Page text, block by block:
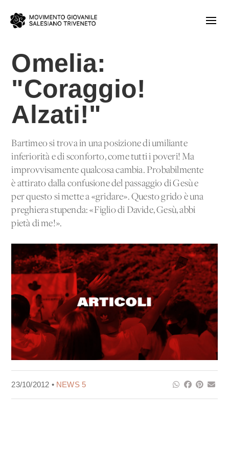
Omelia:
"Coraggio!
Alzati!"
Bartimeo si trova in una posizione di umiliante
inferiorità e di sconforto, come tutti i poveri! Ma
improvvisamente qualcosa cambia. Probabilmente
è attirato dalla confusione del passaggio di Gesù e
per questo si mette a «gridare». Questo grido è una
preghiera stupenda: «Figlio di Davide, Gesù, abbi
pietà di me!».
23/10/2012 • NEWS 5